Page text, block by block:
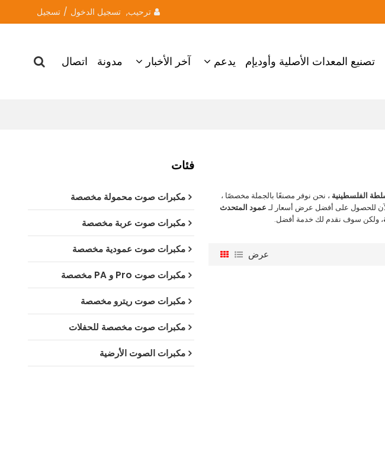
ترحيب, تسجيل الدخول / تسجيل
تصنيع المعدات الأصلية وأوديإم يدعم آخر الأخبار مدونة اتصال
فئات
مكبرات صوت محمولة مخصصة
مكبرات صوت عربة مخصصة
مكبرات صوت عمودية مخصصة
مكبرات صوت Pro و PA مخصصة
مكبرات صوت ريترو مخصصة
مكبرات صوت مخصصة للحفلات
مكبرات الصوت الأرضية
الفلسطينية ، نحن نوفر مصنعًا بالجملة مخصصًا ،
للحصول على أفضل عرض أسعار لـعمود المتحدث
، ولكن سوف نقدم لك خدمة أفضل.
عرض